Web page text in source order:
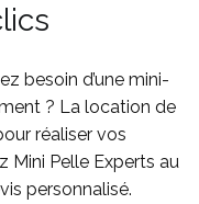
besoin d’une mini-
? La location de
réaliser vos
Mini Pelle Experts au
personnalisé.